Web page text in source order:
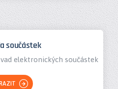
součástek
elektronických součástek